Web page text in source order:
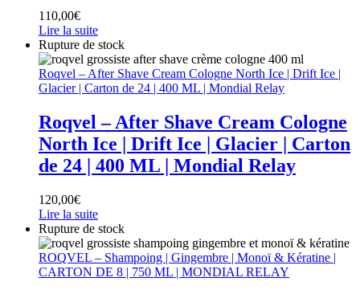
110,00€
Lire la suite
Rupture de stock
Roqvel – After Shave Cream Cologne North Ice | Drift Ice |
Glacier | Carton de 24 | 400 ML | Mondial Relay
Roqvel – After Shave Cream Cologne
North Ice | Drift Ice | Glacier | Carton
de 24 | 400 ML | Mondial Relay
120,00€
Lire la suite
Rupture de stock
ROQVEL – Shampoing | Gingembre | Monoï & Kératine |
CARTON DE 8 | 750 ML | MONDIAL RELAY